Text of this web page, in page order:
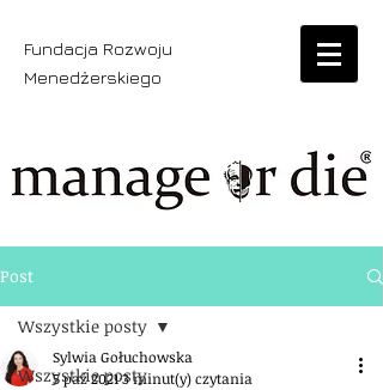
Fundacja Rozwoju
Menedżerskiego
Post
Wszystkie posty
Wszystkie posty
Sylwia Gołuchowska
5 paź 20213 minut(y) czytania